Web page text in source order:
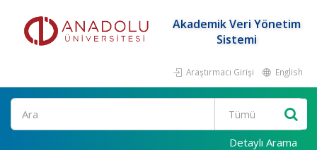
Akademik Veri Yönetim
Sistemi
Araştırmacı Girişi English
Ara
Detaylı Arama